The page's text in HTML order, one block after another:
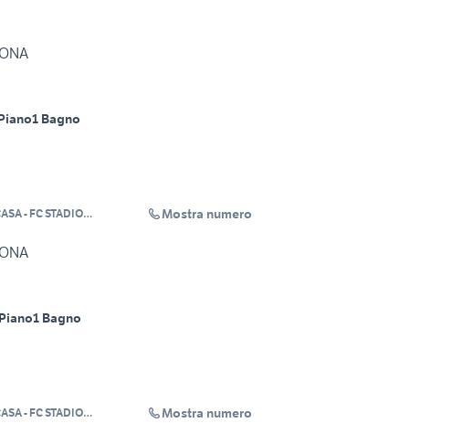
1 Bagno
- FC STADIO
Mostra numero
1 Bagno
- FC STADIO
Mostra numero